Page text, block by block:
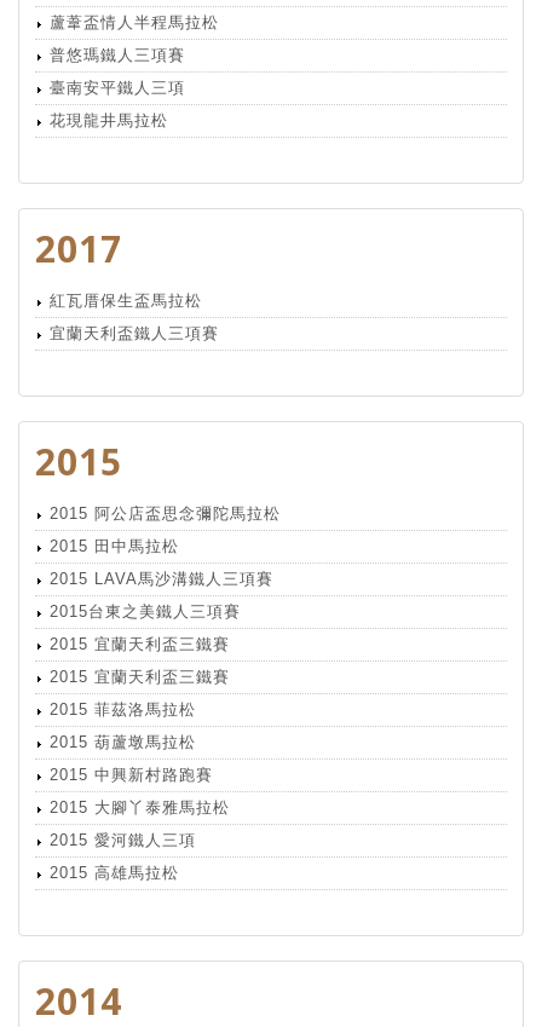
蘆葦盃情人半程馬拉松
普悠瑪鐵人三項賽
臺南安平鐵人三項
花現龍井馬拉松
2017
紅瓦厝保生盃馬拉松
宜蘭天利盃鐵人三項賽
2015
2015 阿公店盃思念彌陀馬拉松
2015 田中馬拉松
2015 LAVA馬沙溝鐵人三項賽
2015台東之美鐵人三項賽
2015 宜蘭天利盃三鐵賽
2015 宜蘭天利盃三鐵賽
2015 菲茲洛馬拉松
2015 葫蘆墩馬拉松
2015 中興新村路跑賽
2015 大腳丫泰雅馬拉松
2015 愛河鐵人三項
2015 高雄馬拉松
2014